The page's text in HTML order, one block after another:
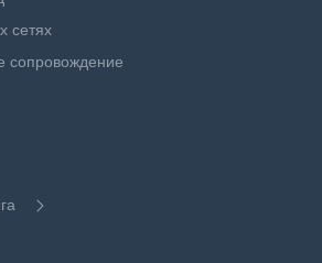
сетях
сопровождение